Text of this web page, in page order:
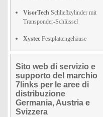
VisorTech Schließzylinder mit
Transponder-Schlüssel
Xystec Festplattengehäuse
Sito web di servizio e
supporto del marchio
7links per le aree di
distribuzione
Germania, Austria e
Svizzera